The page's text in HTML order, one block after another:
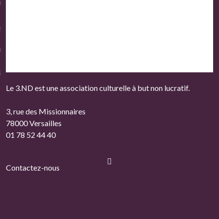
Versailles
d’icônes – Versailles
deux voix
Le 3.ND est une association culturelle à but non lucratif.
3, rue des Missionnaires
78000 Versailles
01 78 52 44 40
Contactez-nous